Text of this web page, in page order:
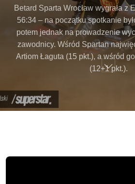
Betard Sparta Wrocław wygrała z
56:34 – na początku spotkanie
potem jednak na prowadzenie
zawodnicy. Wśród Spartan
Artiom Łaguta (15 pkt.), a wśród
(12+1 pkt.).